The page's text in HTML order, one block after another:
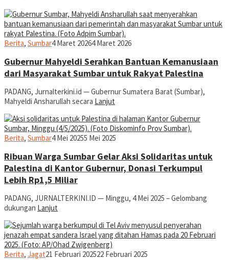
Berita, Sumbarjurnaldion
4 Maret 20264 Maret 2026
Gubernur Mahyeldi Serahkan Bantuan Kemanusiaan
dari Masyarakat Sumbar untuk Rakyat Palestina
PADANG, Jurnalterkini.id — Gubernur Sumatera Barat (Sumbar),
Mahyeldi Ansharullah secara Lanjut
Berita, Sumbarjurnal
4 Mei 20255 Mei 2025
Ribuan Warga Sumbar Gelar Aksi Solidaritas untuk
Palestina di Kantor Gubernur, Donasi Terkumpul
Lebih Rp1,5 Miliar
PADANG, JURNALTERKINI.ID — Minggu, 4 Mei 2025 – Gelombang
dukungan Lanjut
Berita, Jagatjurnal
21 Februari 202522 Februari 2025